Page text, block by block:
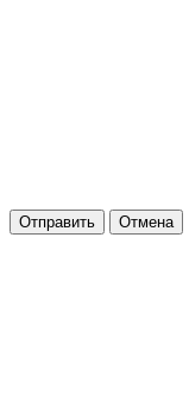
Отправить Отмена